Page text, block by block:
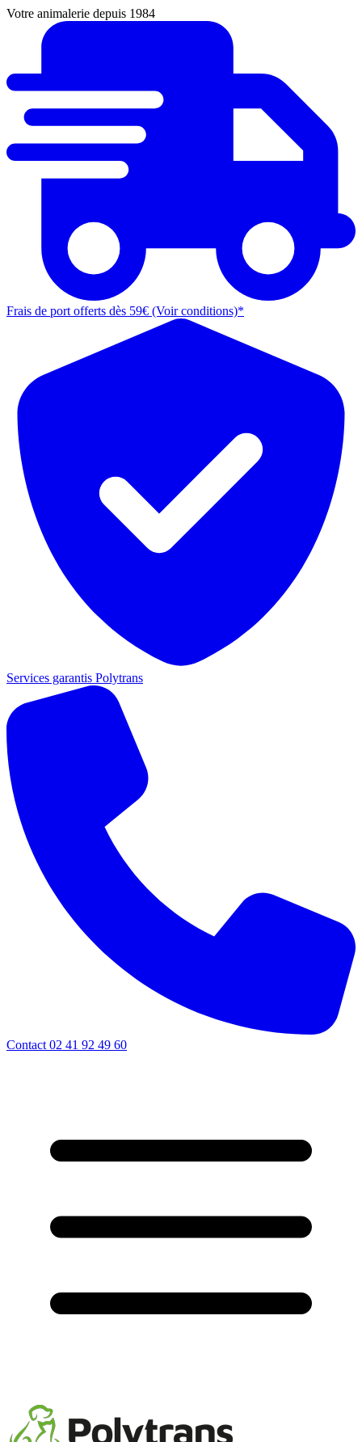
Votre animalerie depuis 1984
Frais de port offerts dès 59€ (Voir conditions)*
Services garantis Polytrans
Contact 02 41 92 49 60